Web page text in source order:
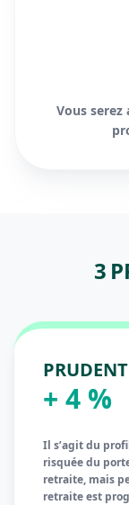
Vous
3
PRUDENT
+ 4 %
Il s’agit du
risquée du
retraite, mais
retraite est